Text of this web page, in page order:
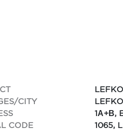
CITY
1Α+Β,
CODE
1065,